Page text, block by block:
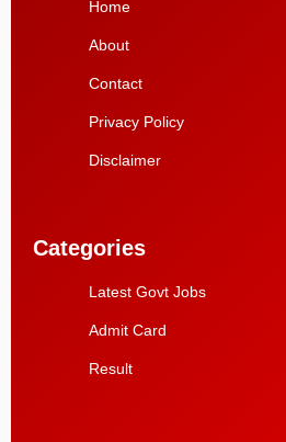
Home
About
Contact
Privacy Policy
Disclaimer
Categories
Latest Govt Jobs
Admit Card
Result